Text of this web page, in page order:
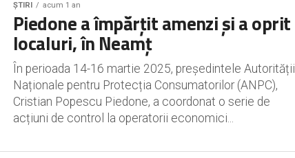
ȘTIRI acum 1 an
Piedone a împărțit amenzi și a oprit
localuri, în Neamț
În perioada 14-16 martie 2025, președintele Autorității
Naționale pentru Protecția Consumatorilor (ANPC),
Cristian Popescu Piedone, a coordonat o serie de
acțiuni de control la operatorii economici...